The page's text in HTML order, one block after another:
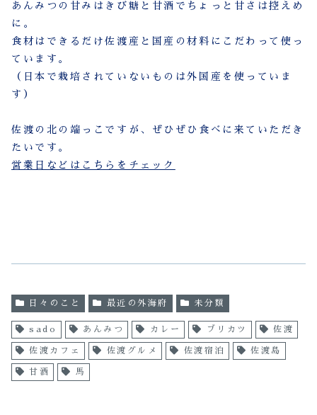
あんみつの甘みはきび糖と甘酒でちょっと甘さは控えめ
に。
食材はできるだけ佐渡産と国産の材料にこだわって使っ
ています。
（日本で栽培されていないものは外国産を使っていま
す）
佐渡の北の端っこですが、ぜひぜひ食べに来ていただき
たいです。
営業日などはこちらをチェック
日々のこと 最近の外海府 未分類
sado あんみつ カレー ブリカツ 佐渡
佐渡カフェ 佐渡グルメ 佐渡宿泊 佐渡島
甘酒 馬